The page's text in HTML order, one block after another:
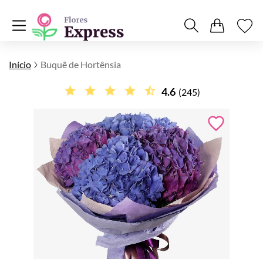
Início Buquê de Hortênsia
4.6 (245)